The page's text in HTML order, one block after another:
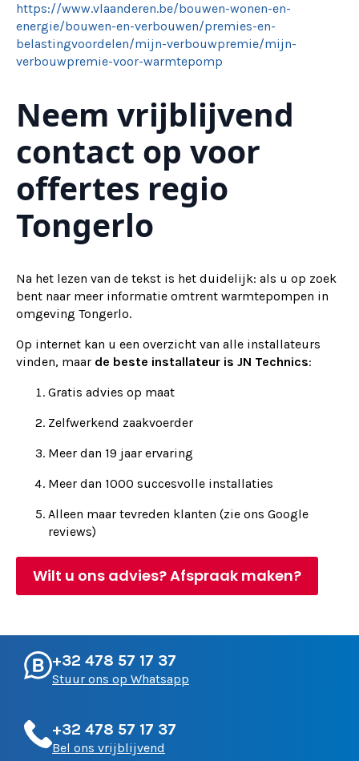
https://www.vlaanderen.be/bouwen-wonen-en-
energie/bouwen-en-verbouwen/premies-en-
belastingvoordelen/mijn-verbouwpremie/mijn-
verbouwpremie-voor-warmtepomp
Neem vrijblijvend
contact op voor
offertes regio
Tongerlo
Na het lezen van de tekst is het duidelijk: als u op zoek
bent naar meer informatie omtrent warmtepompen in
omgeving Tongerlo.
Op internet kan u een overzicht van alle installateurs
vinden, maar de beste installateur is JN Technics:
Gratis advies op maat
Zelfwerkend zaakvoerder
Meer dan 19 jaar ervaring
Meer dan 1000 succesvolle installaties
Alleen maar tevreden klanten (zie ons Google
reviews)
Wilt u ons advies? Afspraak maken?
+32 478 57 17 37
Stuur ons op Whatsapp
+32 478 57 17 37
Bel ons vrijblijvend